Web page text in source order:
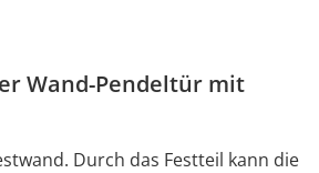
Wand-Pendeltür mit
Durch das Festteil kann die